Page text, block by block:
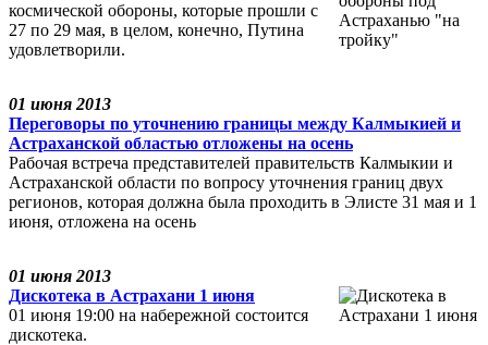
космической обороны, которые прошли с
27 по 29 мая, в целом, конечно, Путина
удовлетворили.
01 июня 2013
Переговоры по уточнению границы между Калмыкией и
Астраханской областью отложены на осень
Рабочая встреча представителей правительств Калмыкии и
Астраханской области по вопросу уточнения границ двух
регионов, которая должна была проходить в Элисте 31 мая и 1
июня, отложена на осень
01 июня 2013
Дискотека в Астрахани 1 июня
01 июня 19:00 на набережной состоится
дискотека.